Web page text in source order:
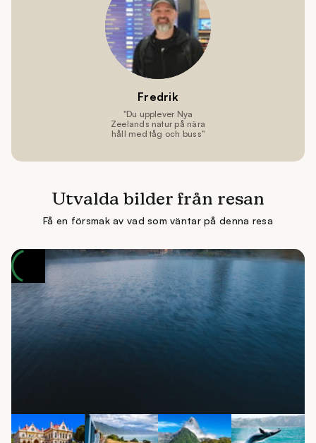
Utvalda bilder från resan
Få en försmak av vad som väntar på denna resa